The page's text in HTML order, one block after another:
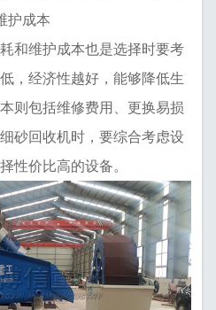
成本
和维护成本也是选择时要考
，经济性越好，能够降低生
则包括维修费用、更换易损
砂回收机时，要综合考虑设
性价比高的设备。